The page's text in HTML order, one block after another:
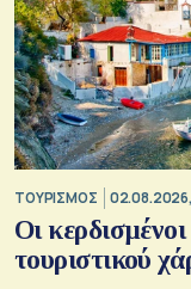
ΤΟΥΡΙΣΜΟΣ
Οι
τουριστικού